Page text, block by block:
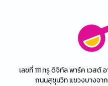
เลขที่ 111 ทรู ดิจิทัล พาร์ค เวสต์
ถนนสุขุมวิท แขวงบางจา